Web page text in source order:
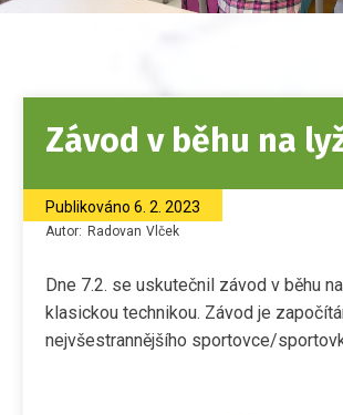
Závod v běhu na
Publikováno 6. 2. 2023
Autor: Radovan Vlček
Dne 7.2. se uskutečnil závod v běhu
klasickou technikou. Závod je
nejvšestrannějšího sportovce/